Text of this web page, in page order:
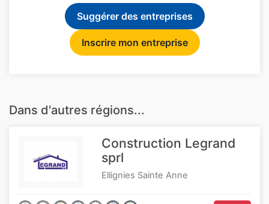
Suggérer des entreprises
Inscrire mon entreprise
Dans d'autres régions...
Construction Legrand
sprl
Ellignies Sainte Anne